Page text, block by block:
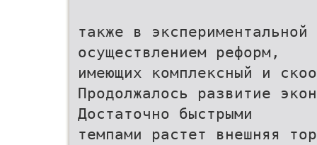
также в
осуществлением реформ,
имеющих комплексный и
Продолжалось развитие
Достаточно быстрыми
темпами растет внешняя